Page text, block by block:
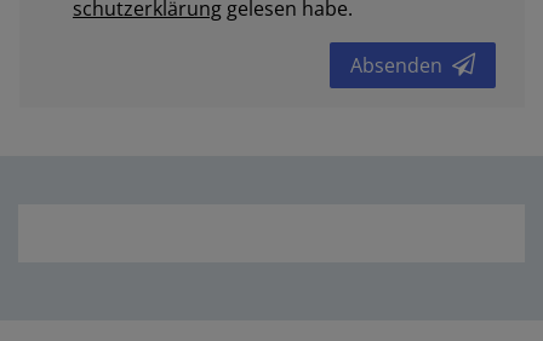
schutz­erklärung gelesen habe.
Absenden